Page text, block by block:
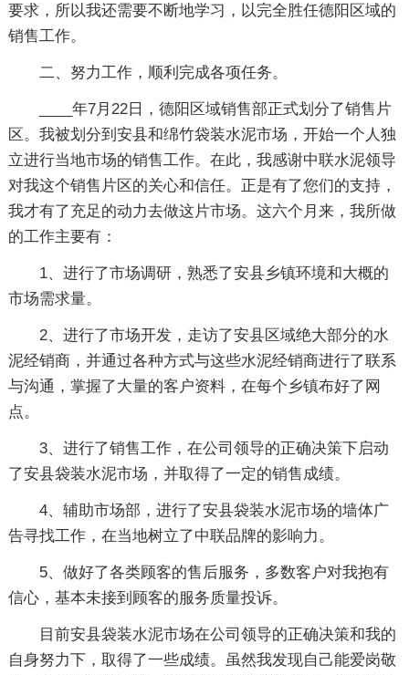
要求，所以我还需要不断地学习，以完全胜任德阳区域的
销售工作。
二、努力工作，顺利完成各项任务。
____年7月22日，德阳区域销售部正式划分了销售片
区。我被划分到安县和绵竹袋装水泥市场，开始一个人独
立进行当地市场的销售工作。在此，我感谢中联水泥领导
对我这个销售片区的关心和信任。正是有了您们的支持，
我才有了充足的动力去做这片市场。这六个月来，我所做
的工作主要有：
1、进行了市场调研，熟悉了安县乡镇环境和大概的
市场需求量。
2、进行了市场开发，走访了安县区域绝大部分的水
泥经销商，并通过各种方式与这些水泥经销商进行了联系
与沟通，掌握了大量的客户资料，在每个乡镇布好了网
点。
3、进行了销售工作，在公司领导的正确决策下启动
了安县袋装水泥市场，并取得了一定的销售成绩。
4、辅助市场部，进行了安县袋装水泥市场的墙体广
告寻找工作，在当地树立了中联品牌的影响力。
5、做好了各类顾客的售后服务，多数客户对我抱有
信心，基本未接到顾客的服务质量投诉。
目前安县袋装水泥市场在公司领导的正确决策和我的
自身努力下，取得了一些成绩。虽然我发现自己能爱岗敬